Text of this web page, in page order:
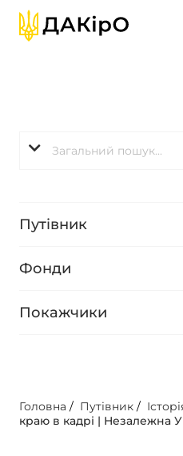
Путівник
Фонди
Покажчики
Головна / Путівник /
краю в кадрі | Незалежна